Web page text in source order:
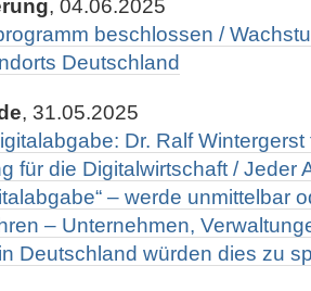
, 04.06.2025
beschlossen /
Deutschland
, 31.05.2025
Dr. Ralf Wintergerst
für die Digitalwirtschaft / Jeder
– werde unmittelbar
– Unternehmen,
Deutschland würden dies zu